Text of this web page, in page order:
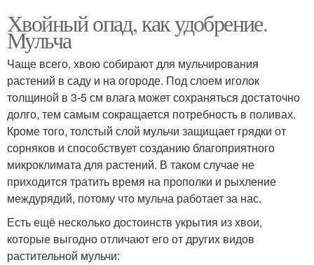
Хвойный опад, как удобрение.
Мульча
Чаще всего, хвою собирают для мульчирования
растений в саду и на огороде. Под слоем иголок
толщиной в 3-5 см влага может сохраняться достаточно
долго, тем самым сокращается потребность в поливах.
Кроме того, толстый слой мульчи защищает грядки от
сорняков и способствует созданию благоприятного
микроклимата для растений. В таком случае не
приходится тратить время на прополки и рыхление
междурядий, потому что мульча работает за нас.
Есть ещё несколько достоинств укрытия из хвои,
которые выгодно отличают его от других видов
растительной мульчи: